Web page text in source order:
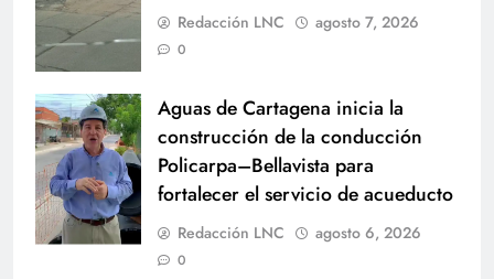
Redacción LNC agosto 7, 2026
0
Aguas de Cartagena inicia la
construcción de la conducción
Policarpa–Bellavista para
fortalecer el servicio de acueducto
Redacción LNC agosto 6, 2026
0